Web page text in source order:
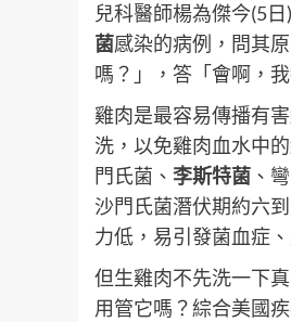
兒科醫師楊為傑今(5
菌感染的病例，問其
嗎？」，答「會啊，
雞肉是最容易傳播有
洗，以免雞肉血水中
門氏菌、 李斯特菌 、
沙門氏菌潛伏期約六
力低，易引發菌血症
但生雞肉不先洗一下
用管它嗎？綜合美國